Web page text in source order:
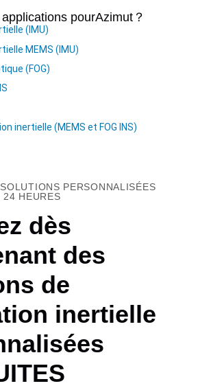
pourAzimut ？
(IMU)
MEMS (IMU)
(FOG)
inertielle (MEMS et FOG INS)
PERSONNALISÉES
24 HEURES
dès
des
de
inertielle